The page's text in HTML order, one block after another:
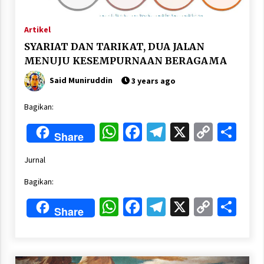
Artikel
SYARIAT DAN TARIKAT, DUA JALAN
MENUJU KESEMPURNAAN BERAGAMA
Said Muniruddin 3 years ago
Bagikan:
Share WhatsApp
Facebook
Telegram
X Copy
Jurnal
Bagikan:
Share WhatsApp
Facebook
Telegram
X Copy